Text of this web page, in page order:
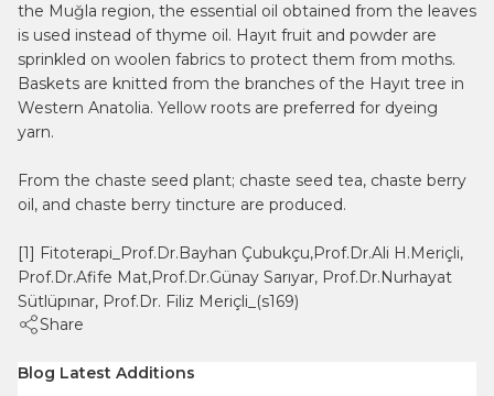
the Muğla region, the essential oil obtained from the leaves
is used instead of thyme oil. Hayıt fruit and powder are
sprinkled on woolen fabrics to protect them from moths.
Baskets are knitted from the branches of the Hayıt tree in
Western Anatolia. Yellow roots are preferred for dyeing
yarn.
From the chaste seed plant; chaste seed tea, chaste berry
oil, and chaste berry tincture are produced.
[1] Fitoterapi_Prof.Dr.Bayhan Çubukçu,Prof.Dr.Ali H.Meriçli,
Prof.Dr.Afife Mat,Prof.Dr.Günay Sarıyar, Prof.Dr.Nurhayat
Sütlüpınar, Prof.Dr. Filiz Meriçli_(s169)
Share
Blog Latest Additions